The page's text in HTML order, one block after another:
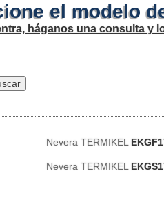
el modelo
háganos una consulta y
Nevera TERMIKEL
Nevera TERMIKEL